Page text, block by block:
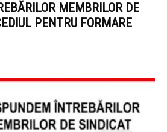
MEMBRILOR DE
PENTRU FORMARE